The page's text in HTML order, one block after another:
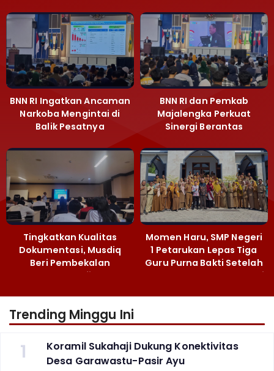
BNN RI Ingatkan Ancaman
Narkoba Mengintai di
Balik Pesatnya
Majalengka
BNN RI dan Pemkab
Majalengka Perkuat
Sinergi Berantas
Narkoba
Tingkatkan Kualitas
Dokumentasi, Musdiq
Beri Pembekalan
Fotografi ‎
Momen Haru, SMP Negeri
1 Petarukan Lepas Tiga
Guru Purna Bakti Setelah
Puluhan Tahun Mengabdi
Trending Minggu Ini
1
Koramil Sukahaji Dukung Konektivitas
Desa Garawastu-Pasir Ayu